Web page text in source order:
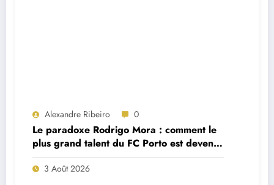
Alexandre Ribeiro 0
Le paradoxe Rodrigo Mora : comment le
plus grand talent du FC Porto est devenu
un remplaçant de luxe
3 Août 2026